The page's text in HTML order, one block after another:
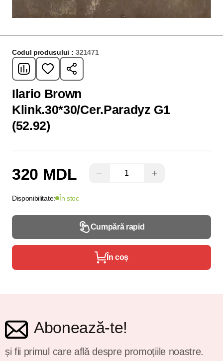
Codul produsului : 321471
Ilario Brown
Klink.30*30/Cer.Paradyz G1
(52.92)
320 MDL − +
Disponibilitate: În stoc
Cumpără rapid
În coș
Abonează-te!
și fii primul care află despre promoțiile noastre.